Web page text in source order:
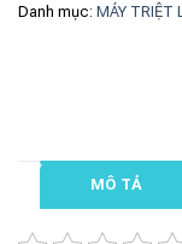
Danh mục: MÁY TRIỆT
MÔ TẢ